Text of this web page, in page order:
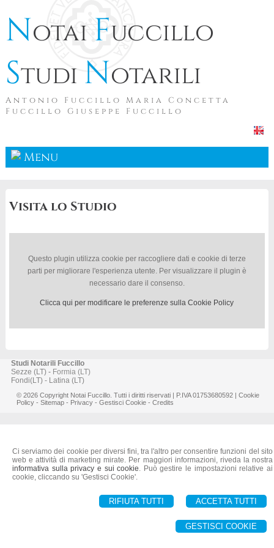
Ci serviamo dei cookie per diversi fini, tra l'altro per consentire funzioni del sito
web e attività di marketing mirate. Per maggiori informazioni, riveda la nostra
informativa sulla privacy e sui cookie. Può gestire le impostazioni relative ai
cookie, cliccando su 'Gestisci Cookie'.
ACCETTA TUTTI
RIFIUTA TUTTI
GESTISCI COOKIE
Notai Fuccillo
Studi Notarili
Antonio Fuccillo Maria Concetta
Fuccillo Giuseppe Fuccillo
Menu
Visita lo Studio
Questo plugin utilizza cookie per raccogliere dati e cookie di terze
parti per migliorare l'esperienza utente. Per visualizzare il plugin è
necessario dare il consenso.
Clicca qui per modificare le preferenze sulla Cookie Policy
Studi Notarili Fuccillo
Sezze (LT) - Formia (LT)
Fondi(LT)- Latina (LT)
© 2026 Copyright Notai Fuccillo. Tutti i diritti riservati | P.IVA 01753680592 | Cookie
Policy- Sitemap- Privacy- Gestisci Cookie- Credits